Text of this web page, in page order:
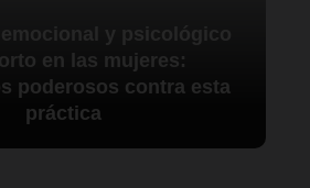
en las mujeres:
poderosos contra esta
práctica